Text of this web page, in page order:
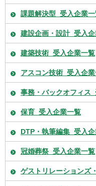
課題解決型_受入企業
建設企画・設計_受入
建築技術_受入企業一覧
アスコン技術_受入企
事務・バックオフィス
保育_受入企業一覧
DTP・執筆編集_受入
冠婚葬祭_受入企業一覧
ゲストリレーションズ